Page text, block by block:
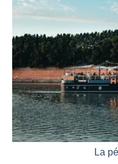
La